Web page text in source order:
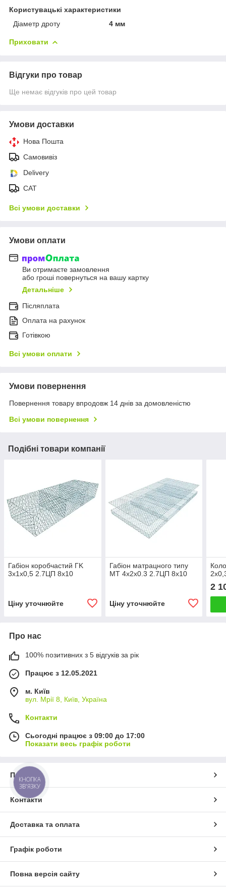
Користувацькі характеристики
Діаметр дроту
4 мм
Приховати
Відгуки про товар
Ще немає відгуків про цей товар
Умови доставки
Нова Пошта
Самовивіз
Delivery
САТ
Всі умови доставки
Умови оплати
Ви отримаєте замовлення
або гроші повернуться на вашу картку
Детальніше
Післяплата
Оплата на рахунок
Готівкою
Всі умови оплати
Умови повернення
Повернення товару впродовж 14 днів за домовленістю
Всі умови повернення
Подібні товари компанії
Габіон коробчастий ГK
3х1х0,5 2.7ЦП 8х10
Ціну уточнюйте
Габіон матрацного типу
МТ 4х2х0.3 2.7ЦП 8х10
Ціну уточнюйте
2
Про нас
100% позитивних з 5 відгуків за рік
Працює з 12.05.2021
м. Київ
вул. Мрії 8, Київ, Україна
Контакти
Сьогодні працює з 09:00 до 17:00
Показати весь графік роботи
Про нас
Контакти
Доставка та оплата
Графік роботи
Повна версія сайту
КНОПКА
ЗВ'ЯЗКУ